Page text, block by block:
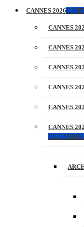
CANNES 2026
CANNES
CANNES
CANNES
CANNES
CANNES
CANNES
DE